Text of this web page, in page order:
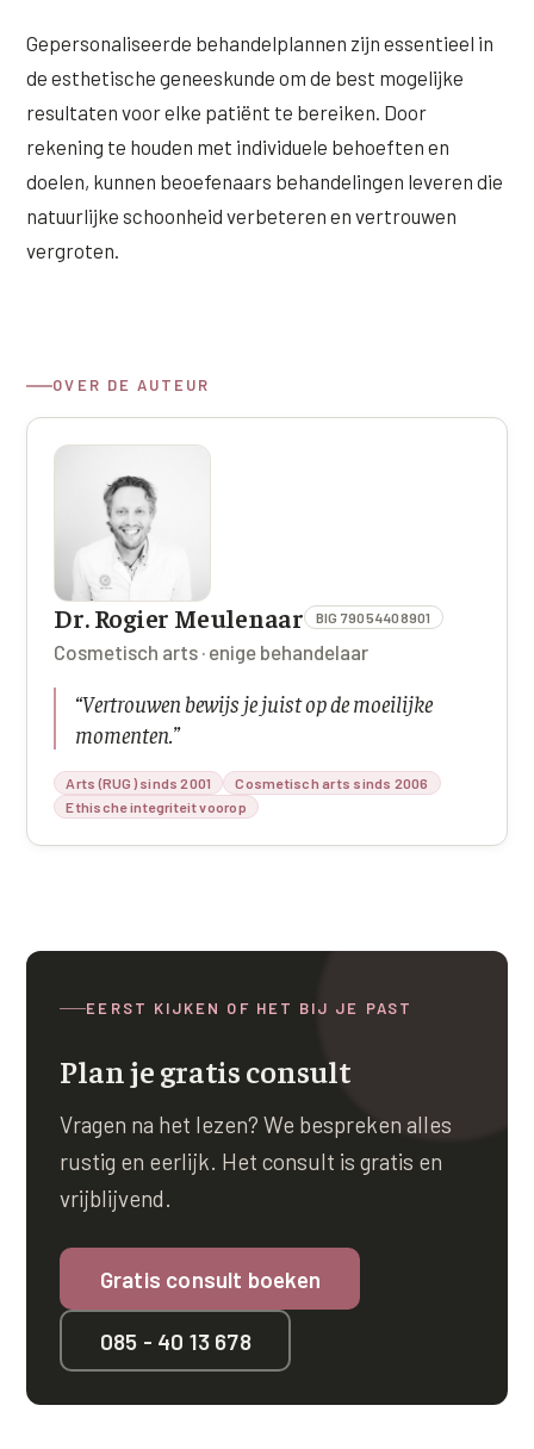
Gepersonaliseerde behandelplannen zijn essentieel in
de esthetische geneeskunde om de best mogelijke
resultaten voor elke patiënt te bereiken. Door
rekening te houden met individuele behoeften en
doelen, kunnen beoefenaars behandelingen leveren die
natuurlijke schoonheid verbeteren en vertrouwen
vergroten.
OVER DE AUTEUR
Dr. Rogier Meulenaar BIG 79054408901
Cosmetisch arts · enige behandelaar
“Vertrouwen bewijs je juist op de moeilijke
momenten.”
Arts (RUG) sinds 2001
Cosmetisch arts sinds 2006
Ethische integriteit voorop
EERST KIJKEN OF HET BIJ JE PAST
Plan je gratis consult
Vragen na het lezen? We bespreken alles
rustig en eerlijk. Het consult is gratis en
vrijblijvend.
Gratis consult boeken
085 - 40 13 678